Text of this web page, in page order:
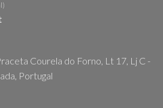
Courela do Forno, Lt 17, Lj C -
Portugal